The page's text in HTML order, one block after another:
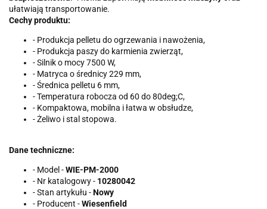
ułatwiają transportowanie.
Cechy produktu:
- Produkcja pelletu do ogrzewania i nawożenia,
- Produkcja paszy do karmienia zwierząt,
- Silnik o mocy 7500 W,
- Matryca o średnicy 229 mm,
- Średnica pelletu 6 mm,
- Temperatura robocza od 60 do 80deg;C,
- Kompaktowa, mobilna i łatwa w obsłudze,
- Żeliwo i stal stopowa.
Dane techniczne:
- Model -WIE-PM-2000
- Nr katalogowy - 10280042
- Stan artykułu -Nowy
- Producent -Wiesenfield